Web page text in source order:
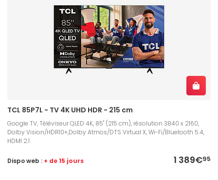
TCL 85P7L - TV 4K UHD HDR - 215 cm
Google TV, Téléviseur QLED 4K, 85" (215 cm), résolution 3840 x 2160,
Dolby Vision/HDR10+,Dolby Atmos/DTS Virtual X, Wi-Fi/Bluetooth 5.4,
HDMI 2.1
1 389€95
Dispo web : + de 15 jours